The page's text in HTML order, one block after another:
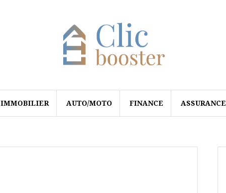
IMMOBILIER AUTO/MOTO FINANCE ASSURANCE